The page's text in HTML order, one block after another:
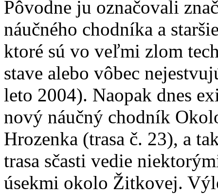
Pôvodne ju označovali
náučného chodníka a
ktoré sú vo veľmi zlom
stave alebo vôbec
leto 2004). Naopak dnes
nový náučný chodník
Hrozenka (trasa č. 23), a
trasa sčasti vedie
úsekmi okolo Žitkovej.